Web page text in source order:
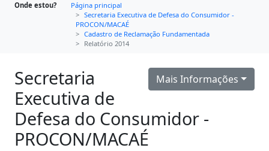
Onde estou?
Página principal
Secretaria Executiva de Defesa do Consumidor -
PROCON/MACAÉ
Cadastro de Reclamação Fundamentada
Relatório 2014
Mais Informações
Secretaria
Executiva de
Defesa do Consumidor -
PROCON/MACAÉ